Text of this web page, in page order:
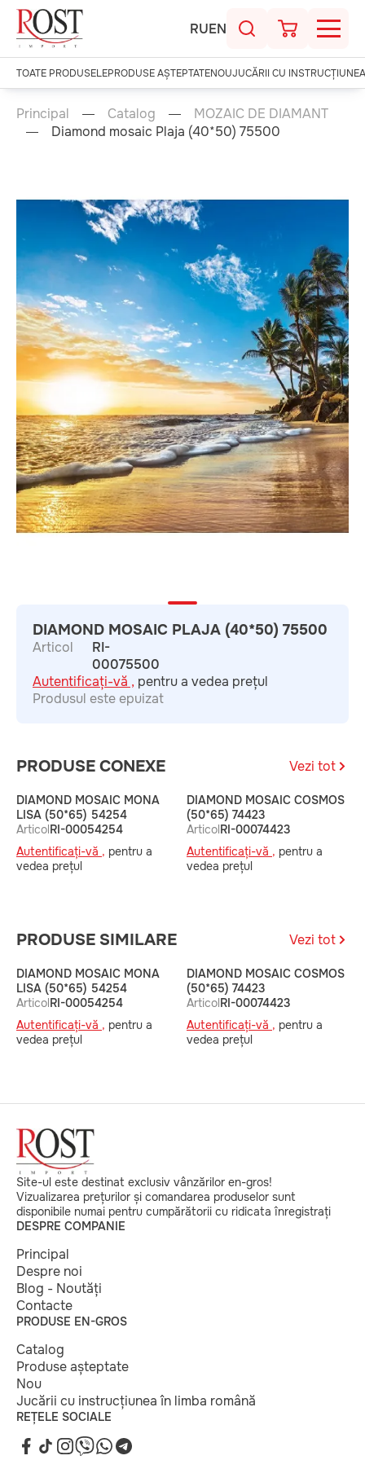
RUEN
TOATE PRODUSELEPRODUSE AȘTEPTATENOUJUCĂRII CU
Principal Catalog
MOZAIC DE DIAMANT
Diamond mosaic Plaja (40*50) 75500
DIAMOND MOSAIC PLAJA (40*50) 75500
Articol
RI-
00075500
Autentificați-vă , pentru a vedea prețul
Produsul este epuizat
PRODUSE CONEXE Vezi tot
DIAMOND MOSAIC MONA
LISA (50*65) 54254
ArticolRI-00054254
Autentificați-vă , pentru a
vedea prețul
DIAMOND MOSAIC COSMOS
(50*65) 74423
ArticolRI-00074423
Autentificați-vă , pentru a
vedea prețul
PRODUSE SIMILARE Vezi tot
DIAMOND MOSAIC MONA
LISA (50*65) 54254
ArticolRI-00054254
Autentificați-vă , pentru a
vedea prețul
DIAMOND MOSAIC COSMOS
(50*65) 74423
ArticolRI-00074423
Autentificați-vă , pentru a
vedea prețul
Site-ul este destinat exclusiv vânzărilor en-gros!
Vizualizarea prețurilor și comandarea produselor sunt
disponibile numai pentru cumpărătorii cu ridicata înregistrați
DESPRE COMPANIE
Principal
Despre noi
Blog - Noutăți
Contacte
PRODUSE EN-GROS
Catalog
Produse așteptate
Nou
Jucării cu instrucțiunea în limba română
REȚELE SOCIALE